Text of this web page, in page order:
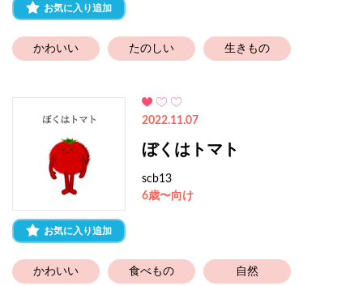
お気に入り追加
かわいい たのしい 生きもの
お気に入り追加
2022.11.07
ぼくはトマト
scb13
6歳〜向け
かわいい 食べもの 自然